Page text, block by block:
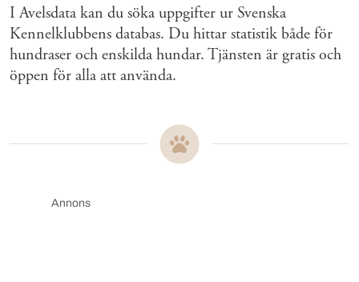
I Avelsdata kan du söka uppgifter ur Svenska
Kennelklubbens databas. Du hittar statistik både för
hundraser och enskilda hundar. Tjänsten är gratis och
öppen för alla att använda.
Annons